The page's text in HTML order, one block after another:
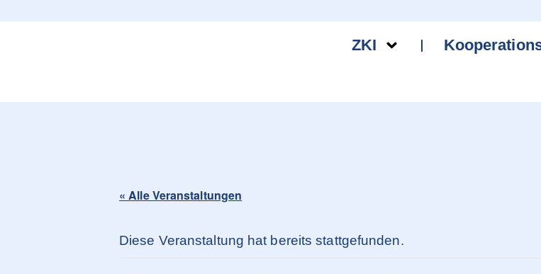
ZKI
« Alle Veranstaltungen
Diese Veranstaltung hat bereits stattgefunden.